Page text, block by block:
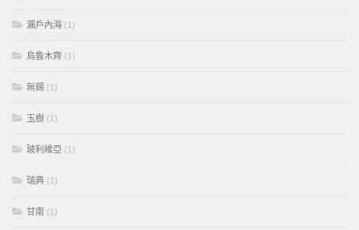
瀨戶內海 (1)
烏魯木齊 (1)
無錫 (1)
玉樹 (1)
玻利維亞 (1)
瑞典 (1)
甘南 (1)